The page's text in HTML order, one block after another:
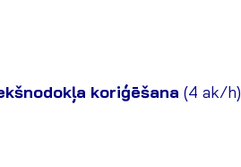
koriģēšana (4 ak/h)